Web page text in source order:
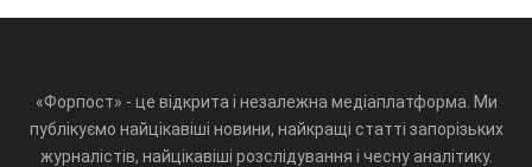
«Форпост» - це відкрита і незалежна медіаплатформа. Ми
публікуємо найцікавіші новини, найкращі статті запорізьких
журналістів, найцікавіші розслідування і чесну аналітику.